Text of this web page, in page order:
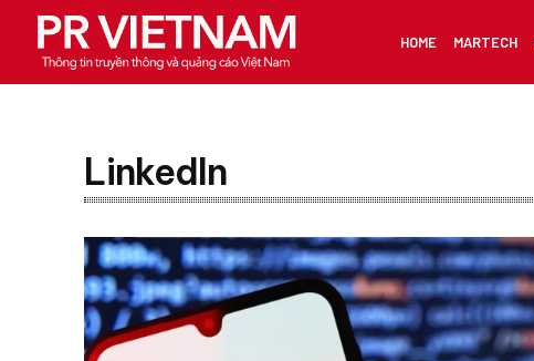
HOME MARTECH
LinkedIn